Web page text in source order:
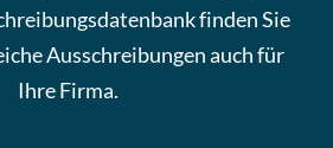
finden Sie
Ausschreibungen auch für
Ihre Firma.